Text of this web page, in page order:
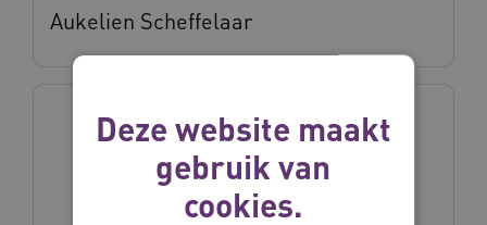
Aukelien Scheffelaar
Deze website maakt
gebruik van
cookies.